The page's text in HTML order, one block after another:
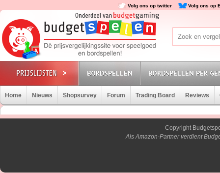
Volg ons op twitter Volg ons op
BORDSPELLEN BORDSPELLEN PER
Home Nieuws Shopsurvey Forum Trading Board Reviews
Copyright
Als Amazon-Partner verdient